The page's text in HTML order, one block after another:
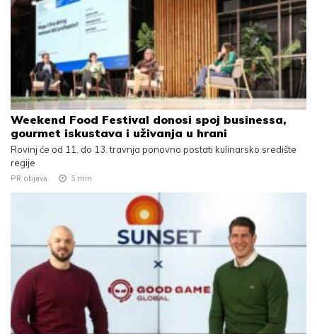
Weekend Food Festival donosi spoj businessa,
gourmet iskustava i uživanja u hrani
Rovinj će od 11. do 13. travnja ponovno postati kulinarsko središte
regije
PR objava 5 min